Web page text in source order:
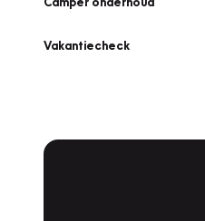
Vakantiecheck